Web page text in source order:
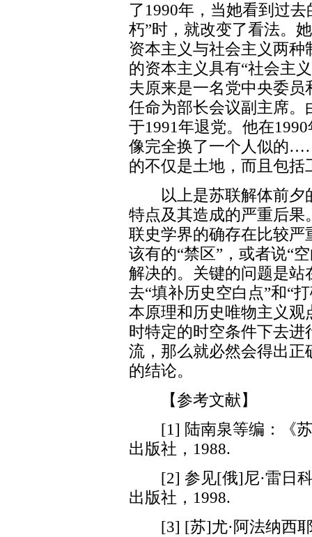
了1990年，当她看到过
朽”时，就改变了看法。
资本主义与社会主义两
的资本主义具有“社会主
夫原来是一名党中央委
任命为部长会议副主席
于1991年退党。他在
像完全换了一个人似的
的不仅是土地，而且包括
以上是苏联解体前夕
特点及其造成的严重后
联史学界的确存在比较
该有的“禁区”，或者说“
解决的。关键的问题是
去“填补历史空白点”和“
本原理和历史唯物主义
时特定的时空条件下去
流，那么就必然会得出
的结论。
【参考文献】
[1] 陆南泉等编：《苏
出版社，1988.
[2] 参见[俄]尼·雷日科
出版社，1998.
[3] [苏]尤·阿法纳西耶